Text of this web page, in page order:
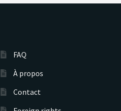
FAQ
À propos
Contact